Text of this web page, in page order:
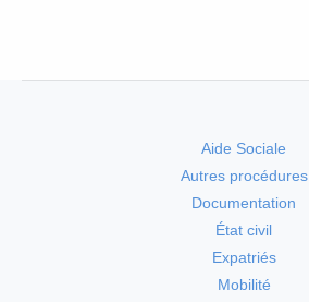
Aide Sociale
Autres procédures
Documentation
État civil
Expatriés
Mobilité